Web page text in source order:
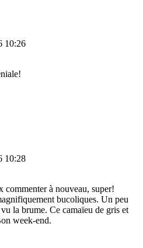
10:26
10:28
commenter à nouveau, super!
bucoliques. Un peu
la brume. Ce camaïeu de gris et
week-end.